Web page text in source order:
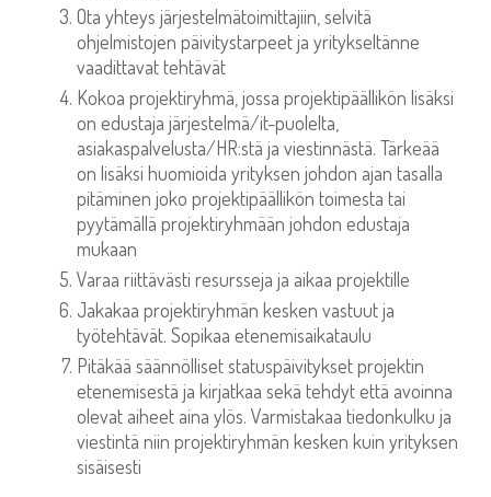
Ota yhteys järjestelmätoimittajiin, selvitä
ohjelmistojen päivitystarpeet ja yritykseltänne
vaadittavat tehtävät
Kokoa projektiryhmä, jossa projektipäällikön lisäksi
on edustaja järjestelmä/it-puolelta,
asiakaspalvelusta/HR:stä ja viestinnästä. Tärkeää
on lisäksi huomioida yrityksen johdon ajan tasalla
pitäminen joko projektipäällikön toimesta tai
pyytämällä projektiryhmään johdon edustaja
mukaan
Varaa riittävästi resursseja ja aikaa projektille
Jakakaa projektiryhmän kesken vastuut ja
työtehtävät. Sopikaa etenemisaikataulu
Pitäkää säännölliset statuspäivitykset projektin
etenemisestä ja kirjatkaa sekä tehdyt että avoinna
olevat aiheet aina ylös. Varmistakaa tiedonkulku ja
viestintä niin projektiryhmän kesken kuin yrityksen
sisäisesti